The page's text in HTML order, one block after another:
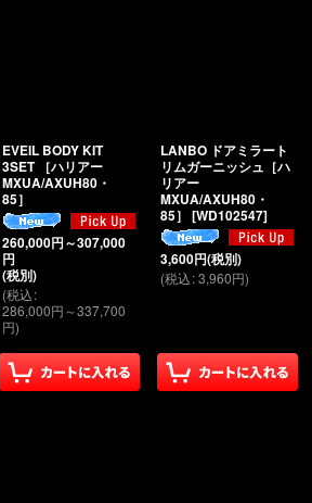
EVEIL BODY KIT
3SET ［ハリアー
MXUA/AXUH80・
85］
260,000円～307,000
円
(税別)
(税込:
286,000円～337,700
円)
LANBO ドアミラート
リムガーニッシュ［ハ
リアー
MXUA/AXUH80・
85］ [WD102547]
3,600円(税別)
(税込:3,960円)